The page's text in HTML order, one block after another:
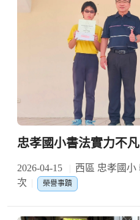
忠孝國小書法實力不
2026-04-15 西區 忠孝國小
次
榮譽事蹟